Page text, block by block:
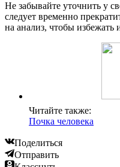
Не забывайте уточнить у
следует временно
на анализ, чтобы избежать
Читайте также:
Почка человека
Поделиться
Отправить